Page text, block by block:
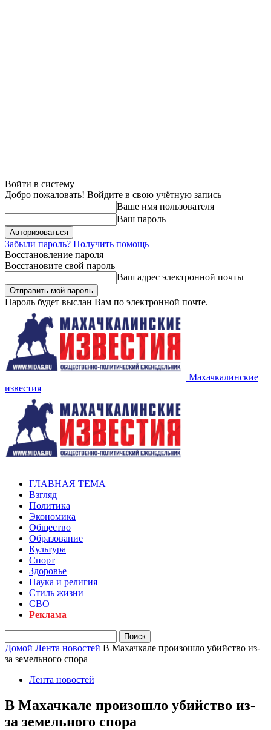
Войти в систему
Добро пожаловать! Войдите в свою учётную запись
Ваше имя пользователя
Ваш пароль
Забыли пароль? Получить помощь
Восстановление пароля
Восстановите свой пароль
Ваш адрес электронной почты
Пароль будет выслан Вам по электронной почте.
Махачкалинские
известия
ГЛАВНАЯ ТЕМА
Взгляд
Политика
Экономика
Общество
Образование
Культура
Спорт
Здоровье
Наука и религия
Стиль жизни
СВО
Реклама
Домой Лента новостей В Махачкале произошло убийство из-
за земельного спора
Лента новостей
В Махачкале произошло убийство из-
за земельного спора